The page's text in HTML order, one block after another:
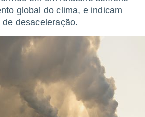
global do clima, e indicam
desaceleração.